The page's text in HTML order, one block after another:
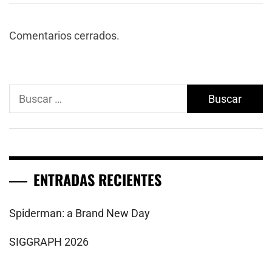
Comentarios cerrados.
Buscar:
ENTRADAS RECIENTES
Spiderman: a Brand New Day
SIGGRAPH 2026